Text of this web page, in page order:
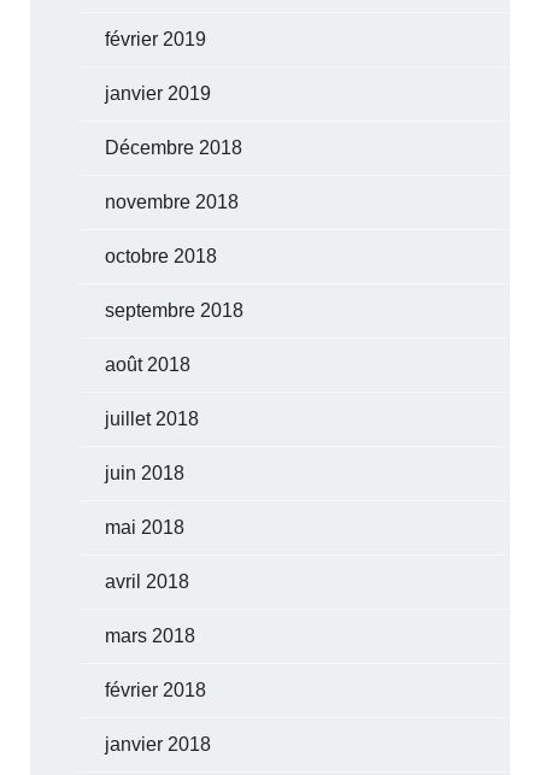
février 2019
janvier 2019
Décembre 2018
novembre 2018
octobre 2018
septembre 2018
août 2018
juillet 2018
juin 2018
mai 2018
avril 2018
mars 2018
février 2018
janvier 2018